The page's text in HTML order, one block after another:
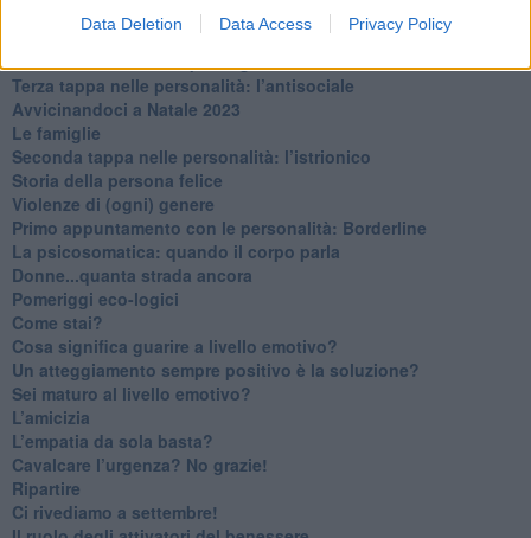
Data Deletion Data Access Privacy Policy
Quarta tappa nelle personalità: il narcisista
​Nuovi arrivi!
​Terza tappa nelle personalità: l’antisociale
​Avvicinandoci a Natale 2023
Le famiglie
Seconda tappa nelle personalità: l’istrionico
​Storia della persona felice
Violenze di (ogni) genere
​Primo appuntamento con le personalità: Borderline
La psicosomatica: quando il corpo parla
Donne...quanta strada ancora
​Pomeriggi eco-logici
​Come stai?
Cosa significa guarire a livello emotivo?
​Un atteggiamento sempre positivo è la soluzione?
​Sei maturo al livello emotivo?
​L’amicizia
​L’empatia da sola basta?
​Cavalcare l’urgenza? No grazie!
Ripartire
​Ci rivediamo a settembre!